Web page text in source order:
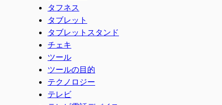
タフネス
タブレット
タブレットスタンド
チェキ
ツール
ツールの目的
テクノロジー
テレビ